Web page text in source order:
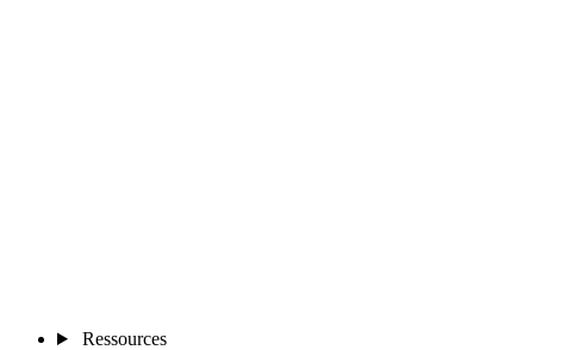
Ressources